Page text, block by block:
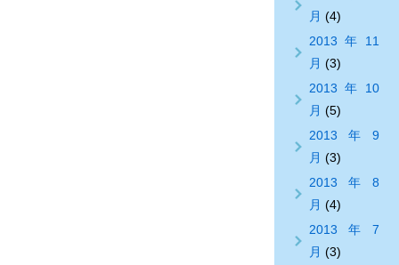
月 (4)
2013年11
月 (3)
2013年10
月 (5)
2013年9
月 (3)
2013年8
月 (4)
2013年7
月 (3)